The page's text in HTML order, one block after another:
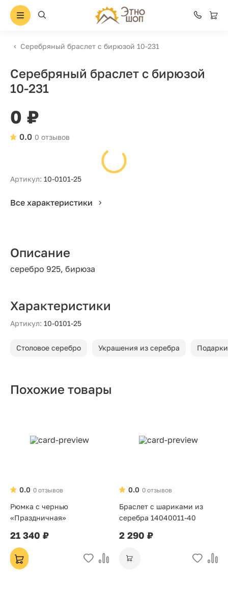
Серебряный браслет с бирюзой 10-231
Серебряный браслет с бирюзой
10-231
0 ₽
0 отзывов
0.0
Артикул: 10-0101-25
Все характеристики
Описание
серебро 925, бирюза
Характеристики
Артикул: 10-0101-25
Столовое серебро Украшения из серебра
Похожие товары
0 отзывов
0.0
Рюмка с чернью
«Праздничная»
21 340 ₽
0 отзывов
0.0
Браслет с шариками из
серебра 14040011-40
2 290 ₽